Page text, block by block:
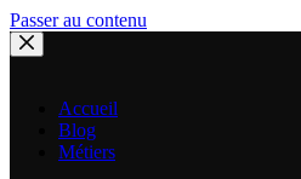
Passer au contenu
Accueil
Blog
Métiers